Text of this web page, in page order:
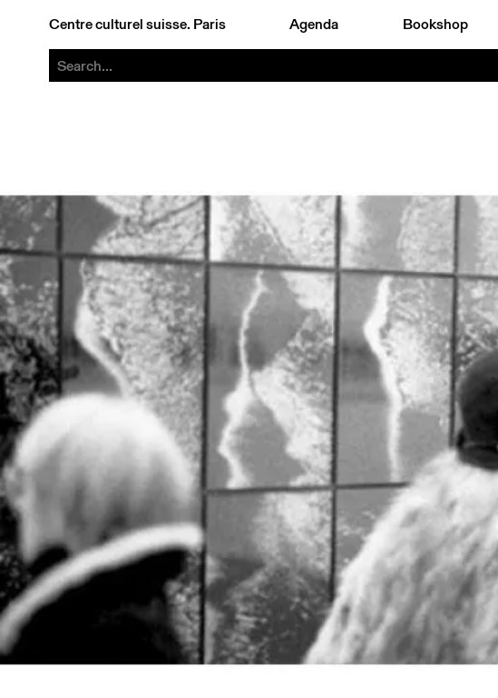
Centre culturel suisse. Paris Agenda Bookshop